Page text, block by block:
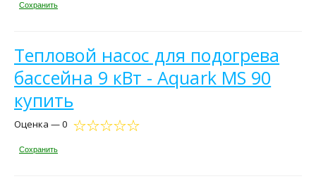
Сохранить
Тепловой насос для подогрева
бассейна 9 кВт - Aquark MS 90
купить
Оценка — 0
Сохранить